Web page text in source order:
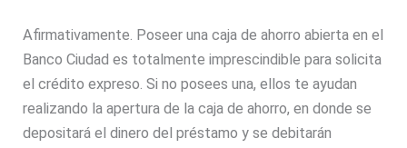
Afirmativamente. Poseer una caja de ahorro abierta en el
Banco Ciudad es totalmente imprescindible para solicita
el crédito expreso. Si no posees una, ellos te ayudan
realizando la apertura de la caja de ahorro, en donde se
depositará el dinero del préstamo y se debitarán